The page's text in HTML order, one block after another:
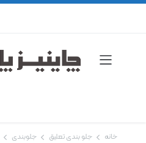
خانه جلو بندی تعلیق جلوبندی